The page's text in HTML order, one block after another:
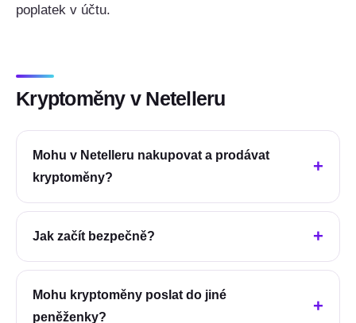
poplatek v účtu.
Kryptoměny v Netelleru
Mohu v Netelleru nakupovat a prodávat
kryptoměny?
Jak začít bezpečně?
Mohu kryptoměny poslat do jiné
peněženky?